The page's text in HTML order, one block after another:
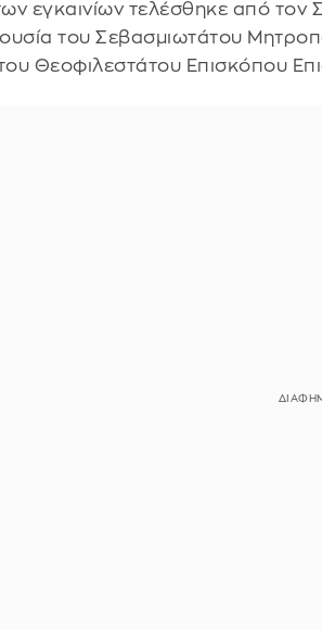
εγκαινίων τελέσθηκε από τον
του Σεβασμιωτάτου
Θεοφιλεστάτου Επισκόπου